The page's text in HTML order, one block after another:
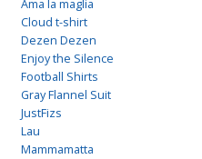
Ama la maglia
Cloud t-shirt
Dezen Dezen
Enjoy the Silence
Football Shirts
Gray Flannel Suit
JustFizs
Lau
Mammamatta